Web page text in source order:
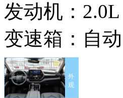
发动机：
变速箱： 自动
外
观